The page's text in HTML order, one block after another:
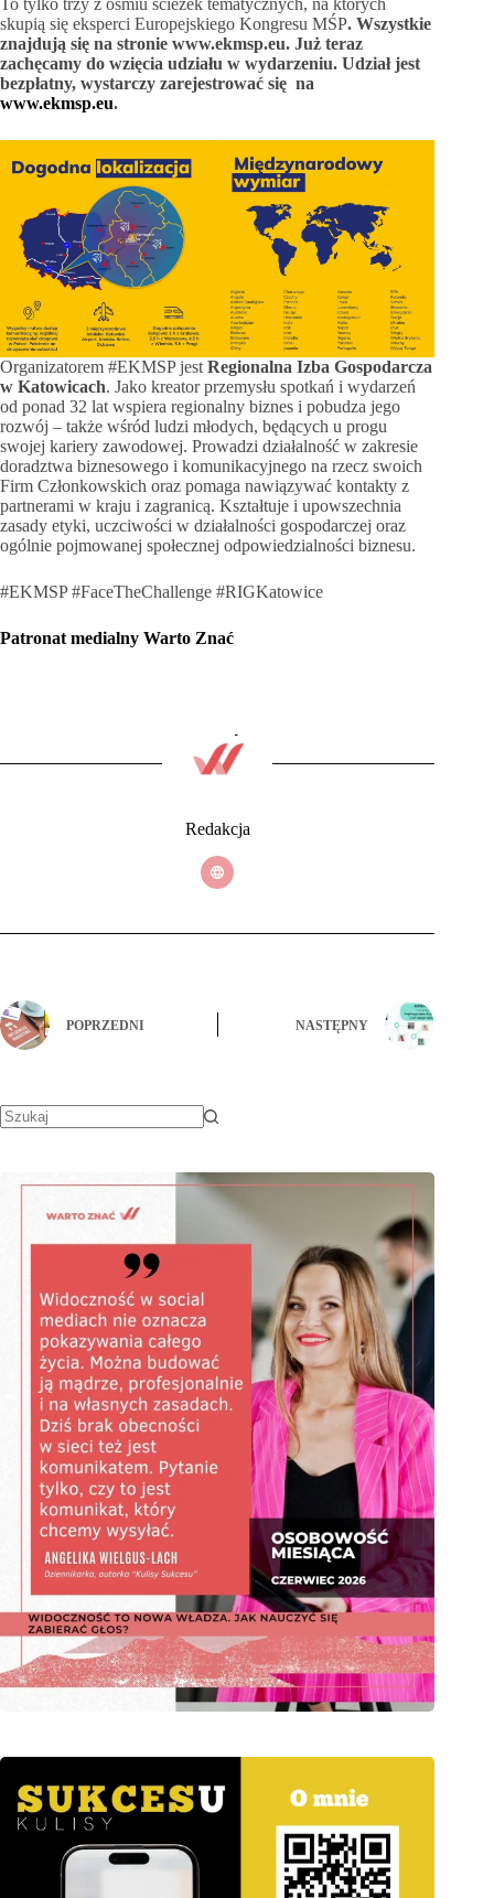
skupią się eksperci Europejskiego Kongresu MŚP. Wszystkie
znajdują się na stronie www.ekmsp.eu. Już teraz
zachęcamy do wzięcia udziału w wydarzeniu. Udział jest
bezpłatny, wystarczy zarejestrować się na
www.ekmsp.eu.
Organizatorem #EKMSP jest Regionalna Izba Gospodarcza
w Katowicach. Jako kreator przemysłu spotkań i wydarzeń
od ponad 32 lat wspiera regionalny biznes i pobudza jego
rozwój – także wśród ludzi młodych, będących u progu
swojej kariery zawodowej. Prowadzi działalność w zakresie
doradztwa biznesowego i komunikacyjnego na rzecz swoich
Firm Członkowskich oraz pomaga nawiązywać kontakty z
partnerami w kraju i zagranicą. Kształtuje i upowszechnia
zasady etyki, uczciwości w działalności gospodarczej oraz
ogólnie pojmowanej społecznej odpowiedzialności biznesu.
#EKMSP #FaceTheChallenge #RIGKatowice
Patronat medialny Warto Znać
Redakcja
POPRZEDNI NASTĘPNY